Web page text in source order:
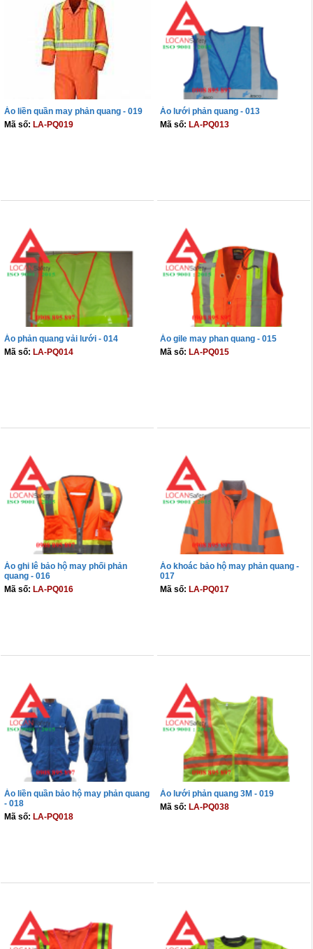
Áo liền quần may phản quang - 019
Mã số: LA-PQ019
Áo lưới phản quang - 013
Mã số: LA-PQ013
Áo phản quang vải lưới - 014
Mã số: LA-PQ014
Áo gile may phan quang - 015
Mã số: LA-PQ015
Áo ghi lê bảo hộ may phối phản
quang - 016
Mã số: LA-PQ016
Áo khoác bảo hộ may phản quang -
017
Mã số: LA-PQ017
Áo liền quần bảo hộ may phản quang
- 018
Mã số: LA-PQ018
Áo lưới phản quang 3M - 019
Mã số: LA-PQ038